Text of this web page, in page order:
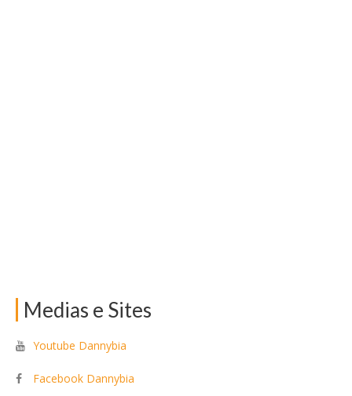
Medias e Sites
Youtube Dannybia
Facebook Dannybia